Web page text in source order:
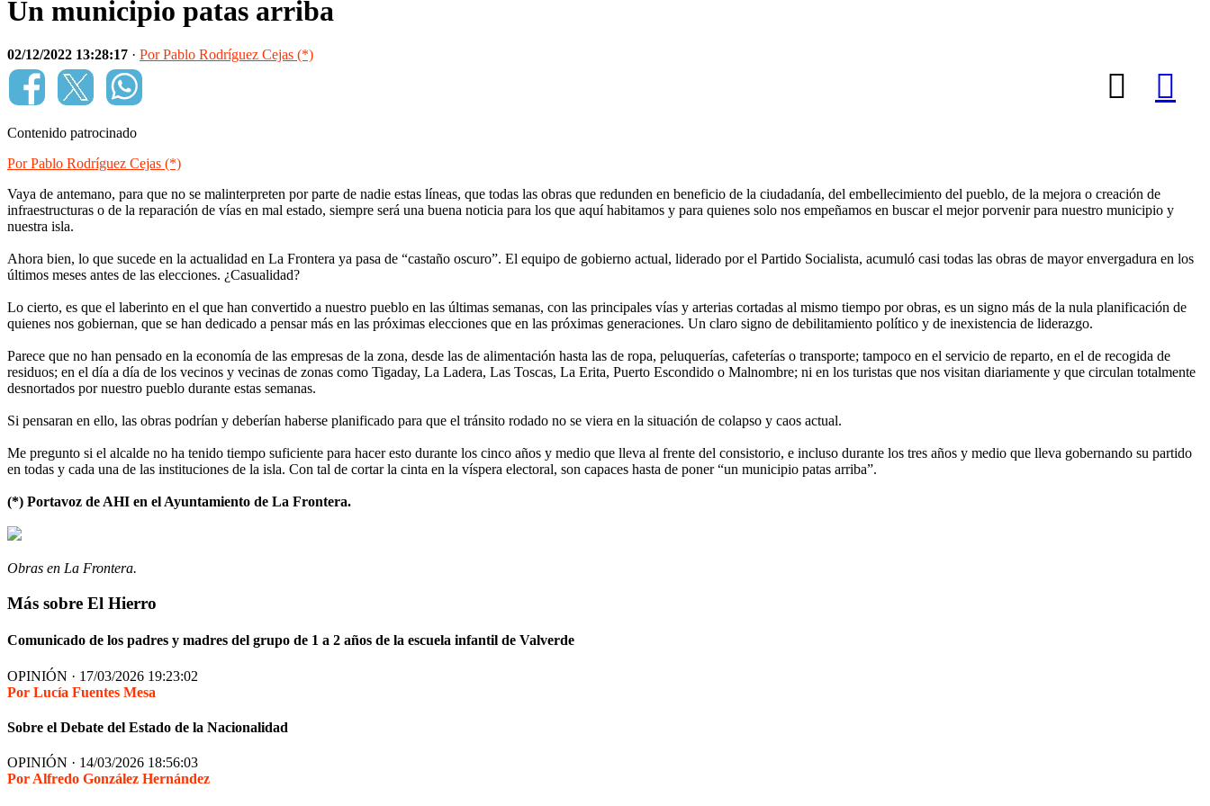
Un municipio patas arriba
02/12/2022 13:28:17 · Por Pablo Rodríguez Cejas (*)
Contenido patrocinado
Por Pablo Rodríguez Cejas (*)
Vaya de antemano, para que no se malinterpreten por parte de nadie estas líneas, que todas las obras que redunden en beneficio de la ciudadanía, del embellecimiento del pueblo, de la mejora o creación de
infraestructuras o de la reparación de vías en mal estado, siempre será una buena noticia para los que aquí habitamos y para quienes solo nos empeñamos en buscar el mejor porvenir para nuestro municipio y
nuestra isla.
Ahora bien, lo que sucede en la actualidad en La Frontera ya pasa de “castaño oscuro”. El equipo de gobierno actual, liderado por el Partido Socialista, acumuló casi todas las obras de mayor envergadura en los
últimos meses antes de las elecciones. ¿Casualidad?
Lo cierto, es que el laberinto en el que han convertido a nuestro pueblo en las últimas semanas, con las principales vías y arterias cortadas al mismo tiempo por obras, es un signo más de la nula planificación de
quienes nos gobiernan, que se han dedicado a pensar más en las próximas elecciones que en las próximas generaciones. Un claro signo de debilitamiento político y de inexistencia de liderazgo.
Parece que no han pensado en la economía de las empresas de la zona, desde las de alimentación hasta las de ropa, peluquerías, cafeterías o transporte; tampoco en el servicio de reparto, en el de recogida de
residuos; en el día a día de los vecinos y vecinas de zonas como Tigaday, La Ladera, Las Toscas, La Erita, Puerto Escondido o Malnombre; ni en los turistas que nos visitan diariamente y que circulan totalmente
desnortados por nuestro pueblo durante estas semanas.
Si pensaran en ello, las obras podrían y deberían haberse planificado para que el tránsito rodado no se viera en la situación de colapso y caos actual.
Me pregunto si el alcalde no ha tenido tiempo suficiente para hacer esto durante los cinco años y medio que lleva al frente del consistorio, e incluso durante los tres años y medio que lleva gobernando su partido
en todas y cada una de las instituciones de la isla. Con tal de cortar la cinta en la víspera electoral, son capaces hasta de poner “un municipio patas arriba”.
(*) Portavoz de AHI en el Ayuntamiento de La Frontera.
Obras en La Frontera.
Más sobre El Hierro
Comunicado de los padres y madres del grupo de 1 a 2 años de la escuela infantil de Valverde
OPINIÓN · 17/03/2026 19:23:02
Por Lucía Fuentes Mesa
Sobre el Debate del Estado de la Nacionalidad
OPINIÓN · 14/03/2026 18:56:03
Por Alfredo González Hernández